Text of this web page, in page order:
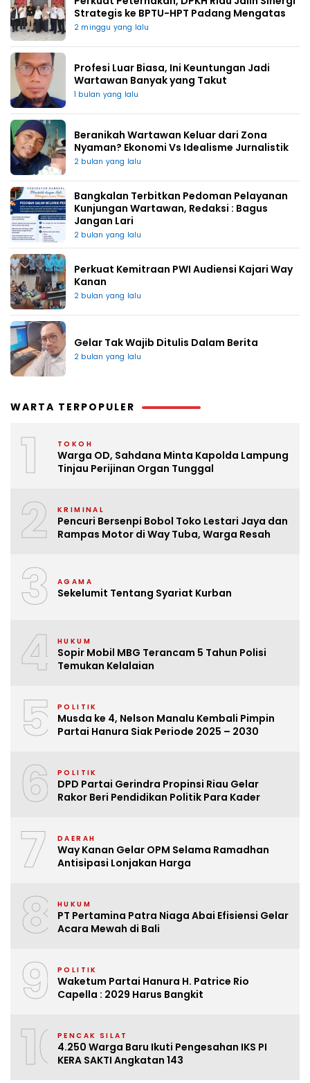
Strategis ke BPTU-HPT Padang Mengatas
2 minggu yang lalu
Profesi Luar Biasa, Ini Keuntungan Jadi
Wartawan Banyak yang Takut
1 bulan yang lalu
Beranikah Wartawan Keluar dari Zona
Nyaman? Ekonomi Vs Idealisme Jurnalistik
2 bulan yang lalu
Bangkalan Terbitkan Pedoman Pelayanan
Kunjungan Wartawan, Redaksi : Bagus
Jangan Lari
2 bulan yang lalu
Perkuat Kemitraan PWI Audiensi Kajari Way
Kanan
2 bulan yang lalu
Gelar Tak Wajib Ditulis Dalam Berita
2 bulan yang lalu
WARTA TERPOPULER
1 TOKOH
Warga OD, Sahdana Minta Kapolda Lampung
Tinjau Perijinan Organ Tunggal
2 KRIMINAL
Pencuri Bersenpi Bobol Toko Lestari Jaya dan
Rampas Motor di Way Tuba, Warga Resah
3 AGAMA
Sekelumit Tentang Syariat Kurban
4 HUKUM
Sopir Mobil MBG Terancam 5 Tahun Polisi
Temukan Kelalaian
5 POLITIK
Musda ke 4, Nelson Manalu Kembali Pimpin
Partai Hanura Siak Periode 2025 – 2030
6 POLITIK
DPD Partai Gerindra Propinsi Riau Gelar
Rakor Beri Pendidikan Politik Para Kader
7 DAERAH
Way Kanan Gelar OPM Selama Ramadhan
Antisipasi Lonjakan Harga
8 HUKUM
PT Pertamina Patra Niaga Abai Efisiensi Gelar
Acara Mewah di Bali
9 POLITIK
Waketum Partai Hanura H. Patrice Rio
Capella : 2029 Harus Bangkit
10PENCAK SILAT
4.250 Warga Baru Ikuti Pengesahan IKS PI
KERA SAKTI Angkatan 143